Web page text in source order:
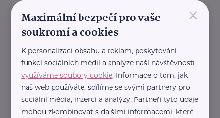
www.hospiclitomerice.cz
+420 416 733 185
info@hospiclitomerice.cz
PROSAZ, z.ú.
Kodymova 2526 Praha 5
PROSAZ, z.ú. je poskytovatelem osobní
×
Maximální bezpečí pro vaše
soukromí a cookies
K personalizaci obsahu a reklam, poskytování
funkcí sociálních médií a analýze naší návštěvnosti
využíváme soubory cookie. Informace o tom, jak
náš web používáte, sdílíme se svými partnery pro
sociální média, inzerci a analýzy. Partneři tyto údaje
mohou zkombinovat s dalšími informacemi, které